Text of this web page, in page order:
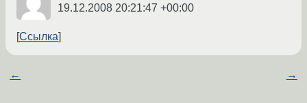
19.12.2008 20:21:47 +00:00
Ссылка
← →